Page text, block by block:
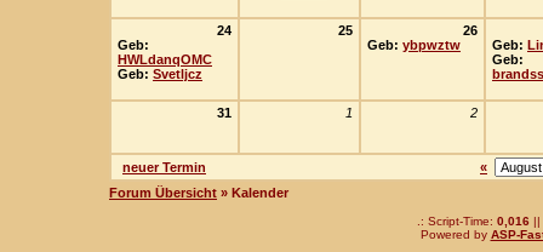
24
Geb:
HWLdanqOMC
Geb: Svetljcz
25
26
Geb: ybpwztw Geb:
Geb:
31 1 2
neuer Termin
«
Forum Übersicht » Kalender
.: Script-Time: 0,016 ||
Powered by ASP-